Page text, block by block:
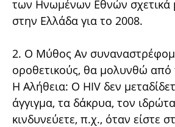
των Ηνωμένων Εθνών σχετικά
στην Ελλάδα για το 2008.
2. Ο Μύθος Αν
οροθετικούς, θα μολυνθώ από
Η Αλήθεια: Ο HIV δεν
άγγιγμα, τα δάκρυα, τον
κινδυνεύετε, π.χ., όταν είστε